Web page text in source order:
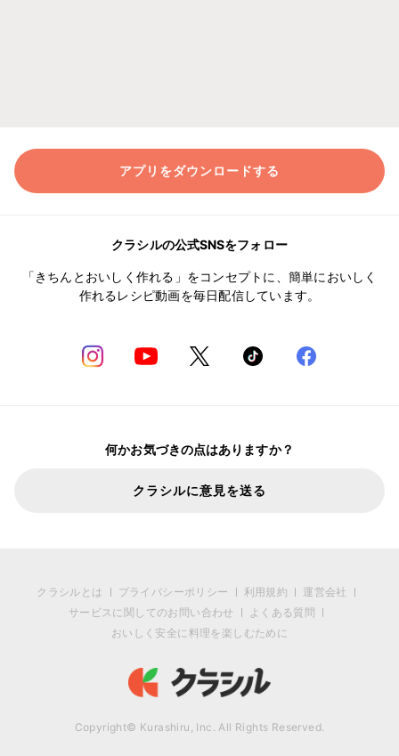
アプリをダウンロードする
クラシルの公式SNSをフォロー
「きちんとおいしく作れる」をコンセプトに、簡単においしく
作れるレシピ動画を毎日配信しています。
何かお気づきの点はありますか？
クラシルに意見を送る
クラシルとは プライバシーポリシー 利用規約
運営会社
サービスに関してのお問い合わせ
よくある質問
おいしく安全に料理を楽しむために
Copyright© Kurashiru, Inc. All Rights Reserved.